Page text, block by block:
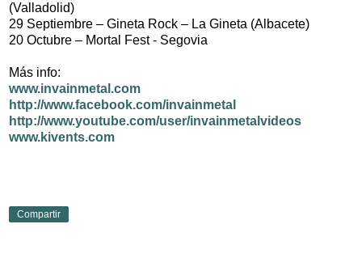
(Valladolid)
29 Septiembre – Gineta Rock – La Gineta (Albacete)
20 Octubre – Mortal Fest - Segovia
Más info:
www.invainmetal.com
http://www.facebook.com/invainmetal
http://www.youtube.com/user/invainmetalvideos
www.kivents.com
Compartir